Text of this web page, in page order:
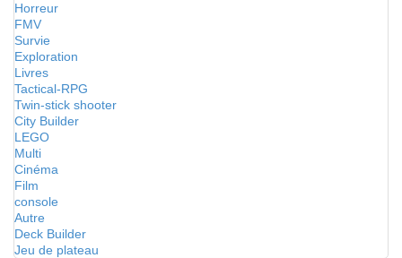
Horreur
FMV
Survie
Exploration
Livres
Tactical-RPG
Twin-stick shooter
City Builder
LEGO
Multi
Cinéma
Film
console
Autre
Deck Builder
Jeu de plateau